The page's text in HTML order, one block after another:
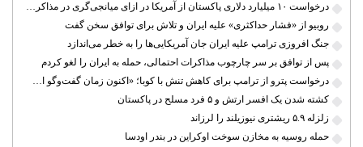
درخواست ۱۰ میلیارد دلاری پاکستان از آمریکا در ازای میانجی‌گری در مذاکرات ایران
روبیو از «فشار حداکثری» علیه ایران و تلاش برای توافق سخن گفت
جنگ افروزی ترامپ علیه ایران جان آمریکایی‌ها را به خطر می‌اندازد
پس از توافق بر سر چارچوب مذاکرات احتمالی، حمله به ایران را لغو کردم
درخواست پترو از ترامپ برای کاهش تنش با کوبا؛ «اکنون زمان گفت‌وگو است»
کشته شدن یک افسر ارتش و ۵ فرد مسلح در پاکستان
زلزله ۵.۹ ریشتری نیوزیلند را لرزاند
حمله روسیه به مخازن سوخت اوکراین در بندر اودسا